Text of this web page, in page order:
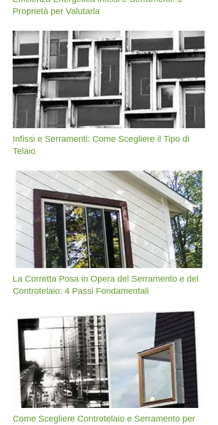
Proprietà per Valutarla
Infissi e Serramenti: Come Scegliere il Tipo di
Telaio
La Corretta Posa in Opera del Serramento e del
Controtelaio: 4 Passi Fondamentali
Come Scegliere Controtelaio e Serramento per